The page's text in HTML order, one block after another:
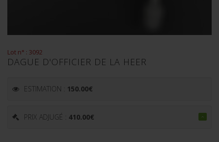
Lot n° : 3092
DAGUE D'OFFICIER DE LA HEER
ESTIMATION : 150.00€
PRIX ADJUGÉ : 410.00€